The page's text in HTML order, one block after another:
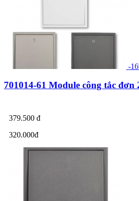
-
701014-61 Module công tắc
379.500 đ
320.000đ